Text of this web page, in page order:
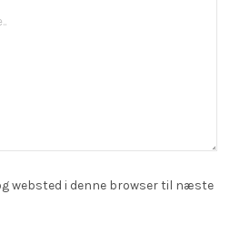
websted i denne browser til næste